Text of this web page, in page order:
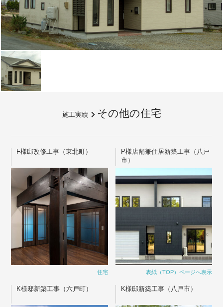
施工実績 その他の住宅
F様邸改修工事（東北町）
住宅
P様店舗兼住居新築工事（八戸
市）
表紙（TOP）ページへ表示
K様邸新築工事（六戸町） K様邸新築工事（八戸市）